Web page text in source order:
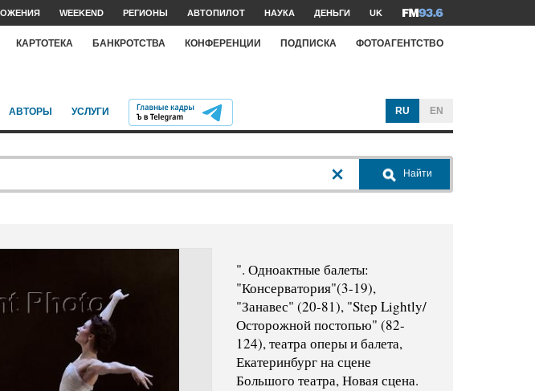
WEEKEND РЕГИОНЫ АВТОПИЛОТ НАУКА ДЕНЬГИ UK
КАРТОТЕКА БАНКРОТСТВА КОНФЕРЕНЦИИ ПОДПИСКА ФОТОАГЕНТСТВО
АВТОРЫ УСЛУГИ RU EN
Найти
". Одноактные балеты:
"Консерватория"(3-19),
"Занавес" (20-81), "Step Lightly/
Осторожной постопью" (82-
124), театра оперы и балета,
Екатеринбург на сцене
Большого театра, Новая сцена.